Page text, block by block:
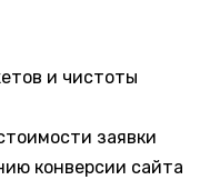
и чистоты
заявки
конверсии сайта